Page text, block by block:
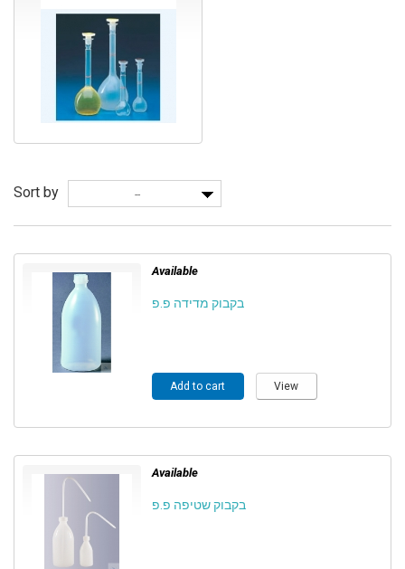
Sort by --
Available
בקבוק מדידה פ.פ
Add to cart View
Available
בקבוק שטיפה פ.פ